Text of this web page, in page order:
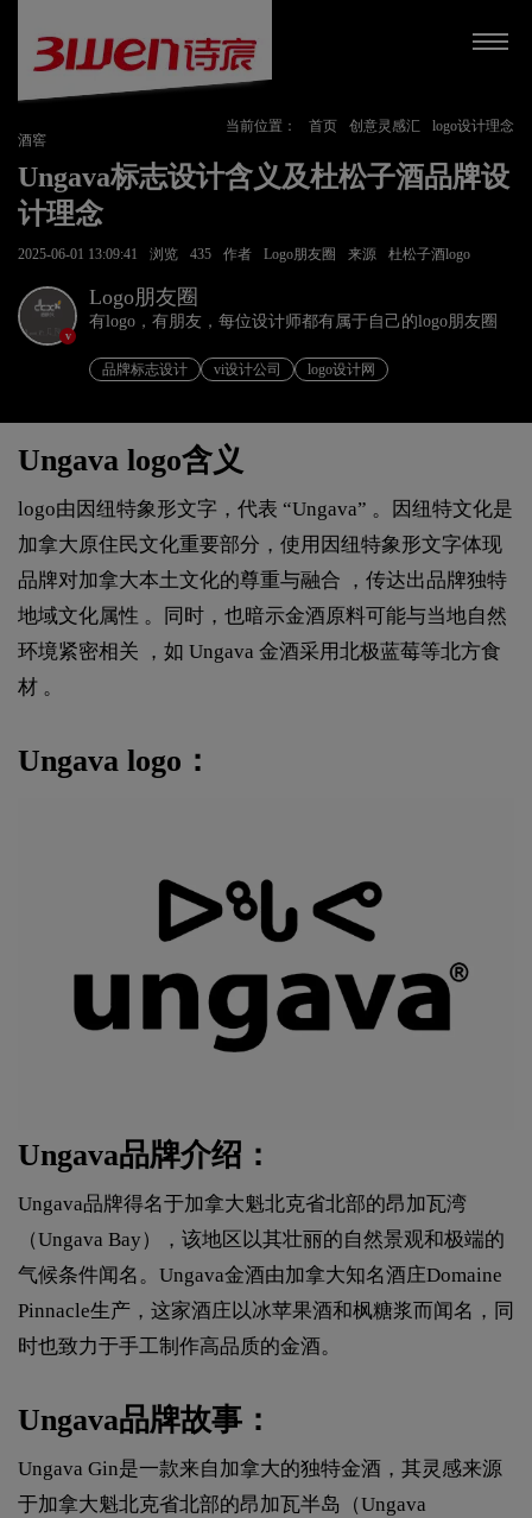
当前位置： 首页 创意灵感汇
logo设计理念
酒窖
Ungava标志设计含义及杜松子酒品牌设
计理念
2025-06-01 13:09:41 浏览 435 作者 Logo朋友圈 来源 杜松子酒logo
v
Logo朋友圈
有logo，有朋友，每位设计师都有属于自己的logo朋友圈
品牌标志设计 vi设计公司 logo设计网
Ungava logo含义
logo由因纽特象形文字，代表 “Ungava” 。因纽特文化是
加拿大原住民文化重要部分，使用因纽特象形文字体现
品牌对加拿大本土文化的尊重与融合 ，传达出品牌独特
地域文化属性 。同时，也暗示金酒原料可能与当地自然
环境紧密相关 ，如 Ungava 金酒采用北极蓝莓等北方食
材 。
Ungava logo：
Ungava品牌介绍：
Ungava品牌得名于加拿大魁北克省北部的昂加瓦湾
（Ungava Bay），该地区以其壮丽的自然景观和极端的
气候条件闻名。Ungava金酒由加拿大知名酒庄Domaine
Pinnacle生产，这家酒庄以冰苹果酒和枫糖浆而闻名，同
时也致力于手工制作高品质的金酒。
Ungava品牌故事：
Ungava Gin是一款来自加拿大的独特金酒，其灵感来源
于加拿大魁北克省北部的昂加瓦半岛（Ungava